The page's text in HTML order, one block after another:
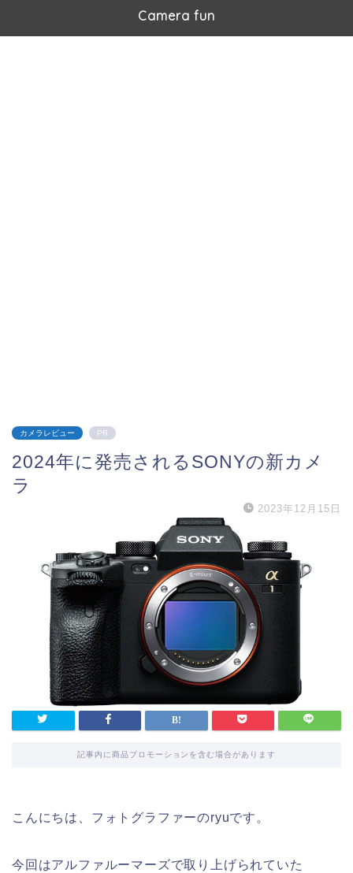
Camera fun
カメラレビュー PR
2024年に発売されるSONYの新カメ
ラ
2023年12月15日
記事内に商品プロモーションを含む場合があります
こんにちは、フォトグラファーのryuです。
今回はアルファルーマーズで取り上げられていた